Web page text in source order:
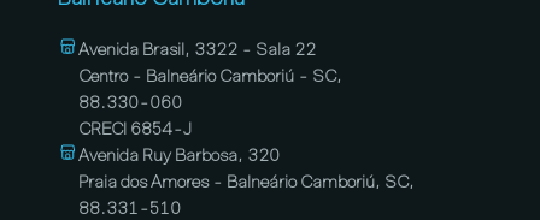
Avenida Brasil, 3322 - Sala 22
Centro - Balneário Camboriú - SC,
88.330-060
CRECI 6854-J
Avenida Ruy Barbosa, 320
Praia dos Amores - Balneário Camboriú, SC,
88.331-510